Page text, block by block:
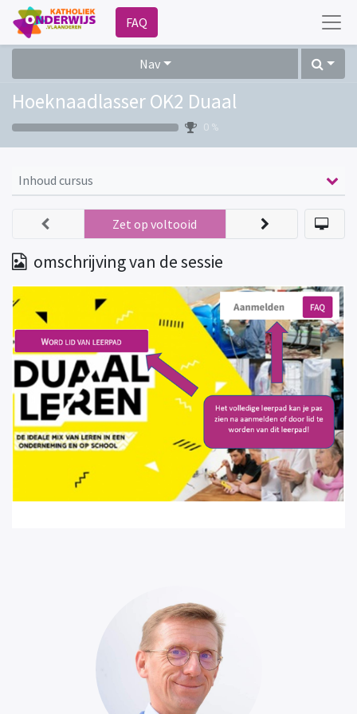
FAQ
Nav
Hoeknaadlasser OK2 Duaal
0 %
Inhoud cursus
omschrijving van de sessie
Zet op voltooid